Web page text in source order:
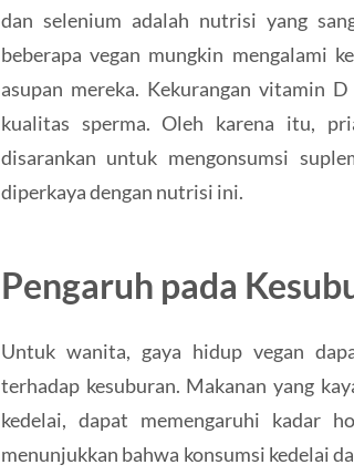
dan selenium adalah nutrisi yang
beberapa vegan mungkin mengalami
asupan mereka. Kekurangan vitamin
kualitas sperma. Oleh karena itu,
disarankan untuk mengonsumsi
diperkaya dengan nutrisi ini.
Pengaruh pada
Untuk wanita, gaya hidup vegan
terhadap kesuburan. Makanan yang
kedelai, dapat memengaruhi kadar
menunjukkan bahwa konsumsi kedelai